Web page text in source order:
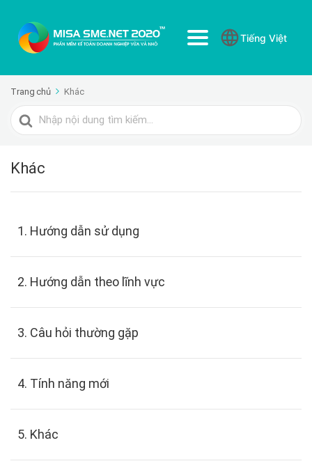
Tiếng Việt
Trang chủ Khác
Tìm
kiếm
Khác
1. Hướng dẫn sử dụng
2. Hướng dẫn theo lĩnh vực
3. Câu hỏi thường gặp
4. Tính năng mới
5. Khác